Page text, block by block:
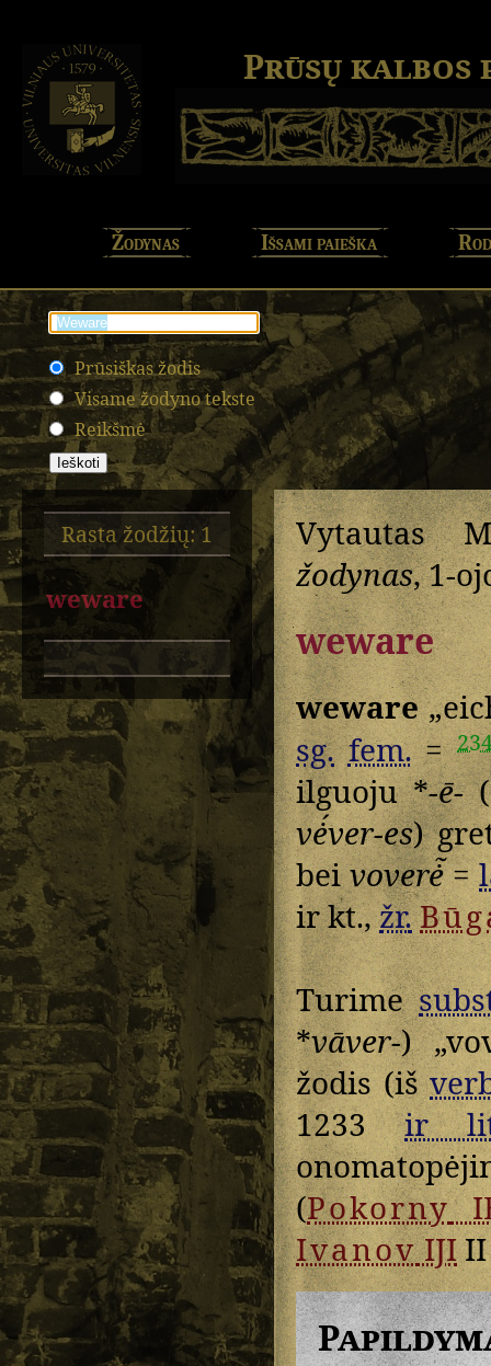
Prūsų kalbos
Žodynas Išsami paieška
Prūsiškas žodis
Visame žodyno tekste
Reikšmė
Rasta žodžių: 1
weware
Vytautas
žodynas, 1-
weware
weware
sg. fem.=
ilguoju *-ē-
vė́ver-es)
beivoverė̃=
ir kt.,žr.
Turime
*vāver-)
žodis (iš
1233ir
(Pokorny
IvanovIJIII